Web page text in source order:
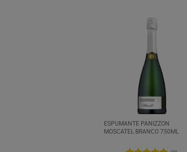
ESPUMANTE PANIZZON
MOSCATEL BRANCO 750ML